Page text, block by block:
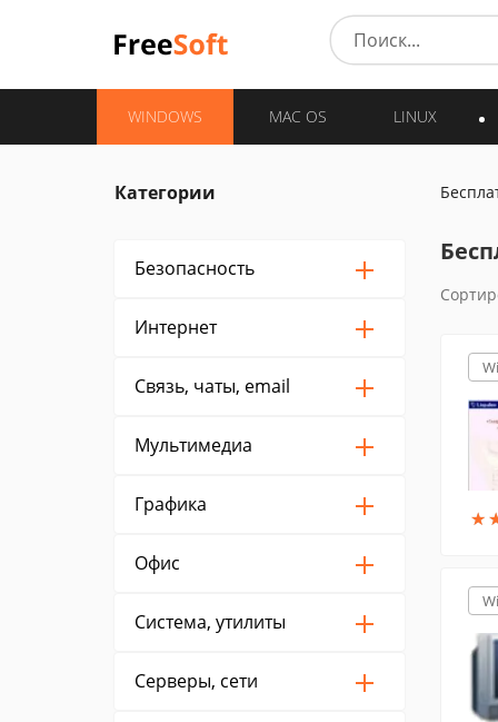
WINDOWS MAC OS LINUX
Категории
Безопасность
Интернет
Связь, чаты, email
Мультимедиа
Графика
Офис
Система, утилиты
Серверы, сети
★
★